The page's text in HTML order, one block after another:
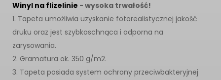
Winyl na flizelinie - wysoka trwałość!
1. Tapeta umożliwia uzyskanie fotorealistycznej jakość
druku oraz jest szybkoschnąca i odporna na
zarysowania.
2. Gramatura ok. 350 g/m2.
3. Tapeta posiada system ochrony przeciwbakteryjnej